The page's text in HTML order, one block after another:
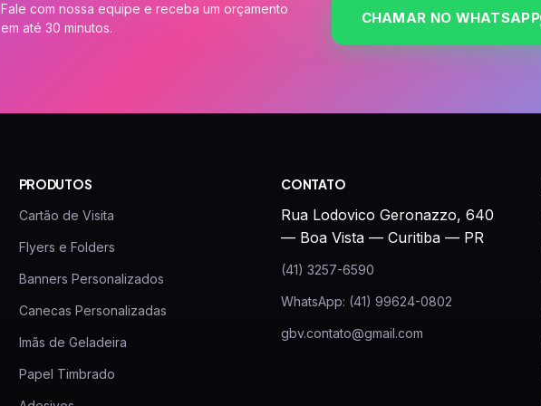
Fale com nossa equipe e receba um orçamento
em até 30 minutos.
CHAMAR NO WHATSAPP
PRODUTOS
Cartão de Visita
Flyers e Folders
Banners Personalizados
Canecas Personalizadas
Imãs de Geladeira
Papel Timbrado
CONTATO
Rua Lodovico Geronazzo, 640
— Boa Vista — Curitiba — PR
(41) 3257-6590
WhatsApp: (41) 99624-0802
gbv.contato@gmail.com